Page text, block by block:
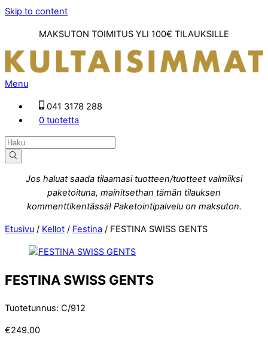
Skip to content
MAKSUTON TOIMITUS YLI 100€ TILAUKSILLE
Menu
041 3178 288
0 tuotetta
Jos haluat saada tilaamasi tuotteen/tuotteet valmiiksi
paketoituna, mainitsethan tämän tilauksen
kommenttikentässä! Paketointipalvelu on maksuton.
Etusivu / Kellot / Festina / FESTINA SWISS GENTS
FESTINA SWISS GENTS
Tuotetunnus: C/912
€249.00